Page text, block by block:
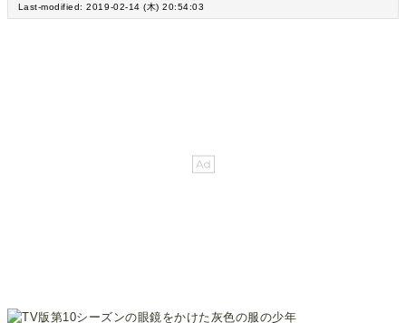
Last-modified: 2019-02-14 (木) 20:54:03